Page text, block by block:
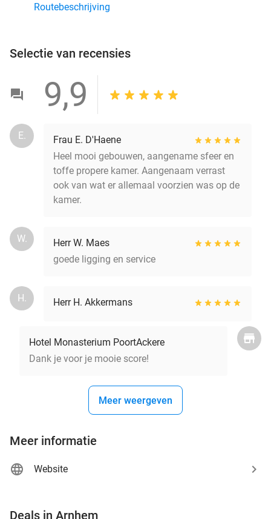
Routebeschrijving
Selectie van recensies
9,9
E.
Frau E. D'Haene
Heel mooi gebouwen, aangename sfeer en
toffe propere kamer. Aangenaam verrast
ook van wat er allemaal voorzien was op de
kamer.
W.
Herr W. Maes
goede ligging en service
H. Herr H. Akkermans
Hotel Monasterium PoortAckere
Dank je voor je mooie score!
Meer weergeven
Meer informatie
Website
Deals in Arnhem